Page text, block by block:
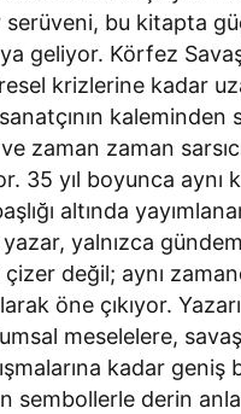
bu kitapta
geliyor. Körfez
krizlerine kadar
kaleminden
zaman zaman
35 yıl boyunca aynı
altında
yalnızca
değil; aynı
öne çıkıyor.
meselelere,
kadar geniş
sembollerle derin